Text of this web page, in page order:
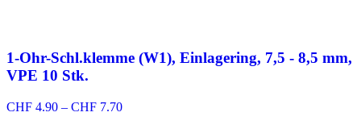
1-Ohr-Schl.klemme (W1), Einlagering, 7,5 - 8,5 mm,
VPE 10 Stk.
CHF 4.90 – CHF 7.70Preisspanne: